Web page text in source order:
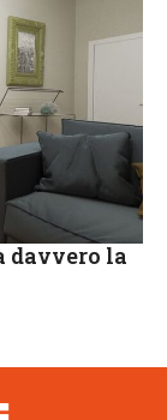
davvero la